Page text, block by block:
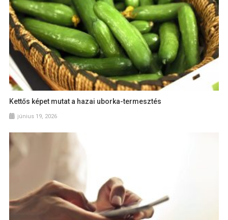
Kettős képet mutat a hazai uborka-termesztés
június 19, 2026